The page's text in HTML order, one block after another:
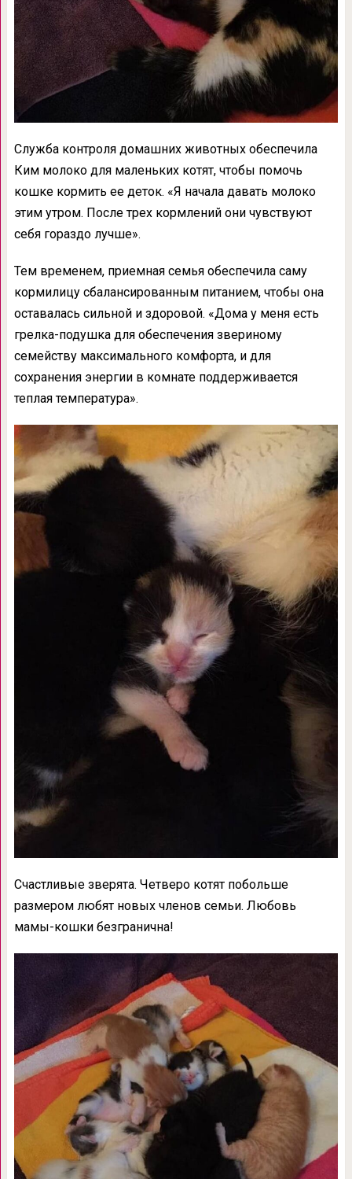
Служба контроля домашних животных обеспечила
Ким молоко для маленьких котят, чтобы помочь
кошке кормить ее деток. «Я начала давать молоко
этим утром. После трех кормлений они чувствуют
себя гораздо лучше».
Тем временем, приемная семья обеспечила саму
кормилицу сбалансированным питанием, чтобы она
оставалась сильной и здоровой. «Дома у меня есть
грелка-подушка для обеспечения звериному
семейству максимального комфорта, и для
сохранения энергии в комнате поддерживается
теплая температура».
Счастливые зверята. Четверо котят побольше
размером любят новых членов семьи. Любовь
мамы-кошки безгранична!